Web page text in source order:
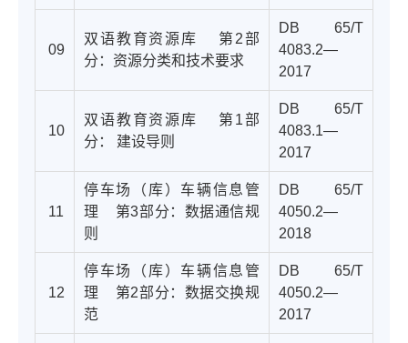
09
双语教育资源库 第2部
分：资源分类和技术要求
DB 65/T
4083.2—
2017
10
双语教育资源库 第1部
分： 建设导则
DB 65/T
4083.1—
2017
11
停车场（库）车辆信息管
理 第3部分：数据通信规
则
DB 65/T
4050.2—
2018
12
停车场（库）车辆信息管
理 第2部分：数据交换规
范
DB 65/T
4050.2—
2017